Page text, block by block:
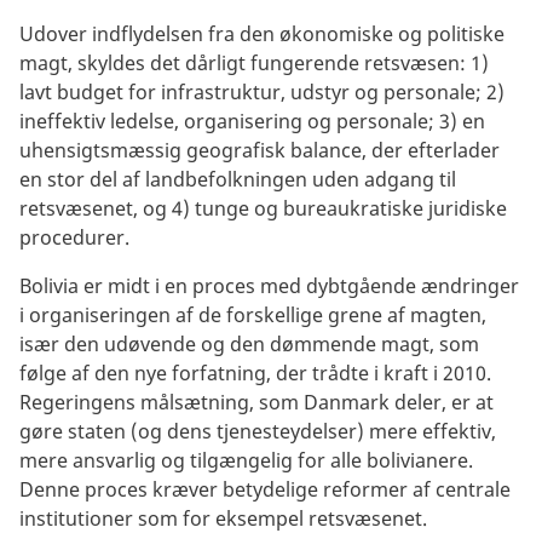
Udover indflydelsen fra den økonomiske og politiske
magt, skyldes det dårligt fungerende retsvæsen: 1)
lavt budget for infrastruktur, udstyr og personale; 2)
ineffektiv ledelse, organisering og personale; 3) en
uhensigtsmæssig geografisk balance, der efterlader
en stor del af landbefolkningen uden adgang til
retsvæsenet, og 4) tunge og bureaukratiske juridiske
procedurer.
Bolivia er midt i en proces med dybtgående ændringer
i organiseringen af de forskellige grene af magten,
især den udøvende og den dømmende magt, som
følge af den nye forfatning, der trådte i kraft i 2010.
Regeringens målsætning, som Danmark deler, er at
gøre staten (og dens tjenesteydelser) mere effektiv,
mere ansvarlig og tilgængelig for alle bolivianere.
Denne proces kræver betydelige reformer af centrale
institutioner som for eksempel retsvæsenet.